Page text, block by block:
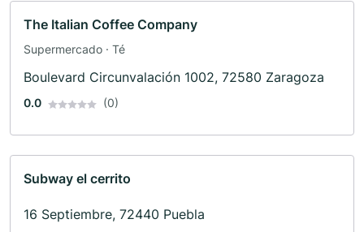
The Italian Coffee Company
Supermercado · Té
Boulevard Circunvalación 1002, 72580 Zaragoza
0.0 (0)
Subway el cerrito
16 Septiembre, 72440 Puebla